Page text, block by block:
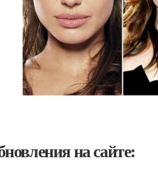
на сайте: